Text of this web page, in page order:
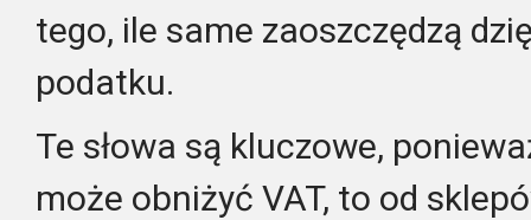
tego, ile same zaoszczędzą
podatku.
Te słowa są kluczowe,
może obniżyć VAT, to od